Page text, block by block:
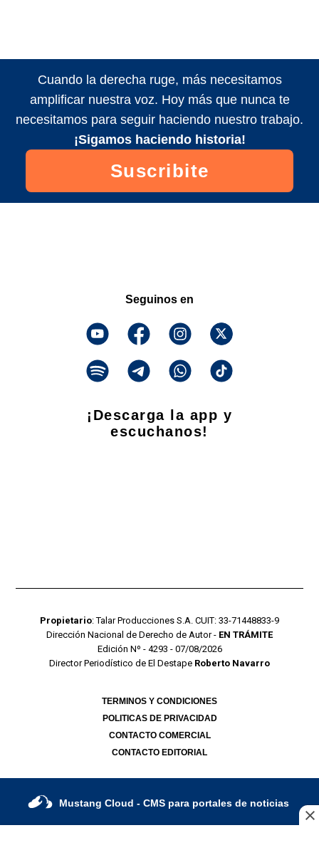
Cuando la derecha ruge, más necesitamos
amplificar nuestra voz. Hoy más que nunca te
necesitamos para seguir haciendo nuestro trabajo.
¡Sigamos haciendo historia!
Suscribite
Seguinos en
¡Descarga la app y
escuchanos!
Propietario: Talar Producciones S.A. CUIT: 33-71448833-9
Dirección Nacional de Derecho de Autor - EN TRÁMITE
Edición Nº - 4293 - 07/08/2026
Director Periodístico de El Destape Roberto Navarro
TERMINOS Y CONDICIONES
POLITICAS DE PRIVACIDAD
CONTACTO COMERCIAL
CONTACTO EDITORIAL
Mustang Cloud - CMS para portales de noticias